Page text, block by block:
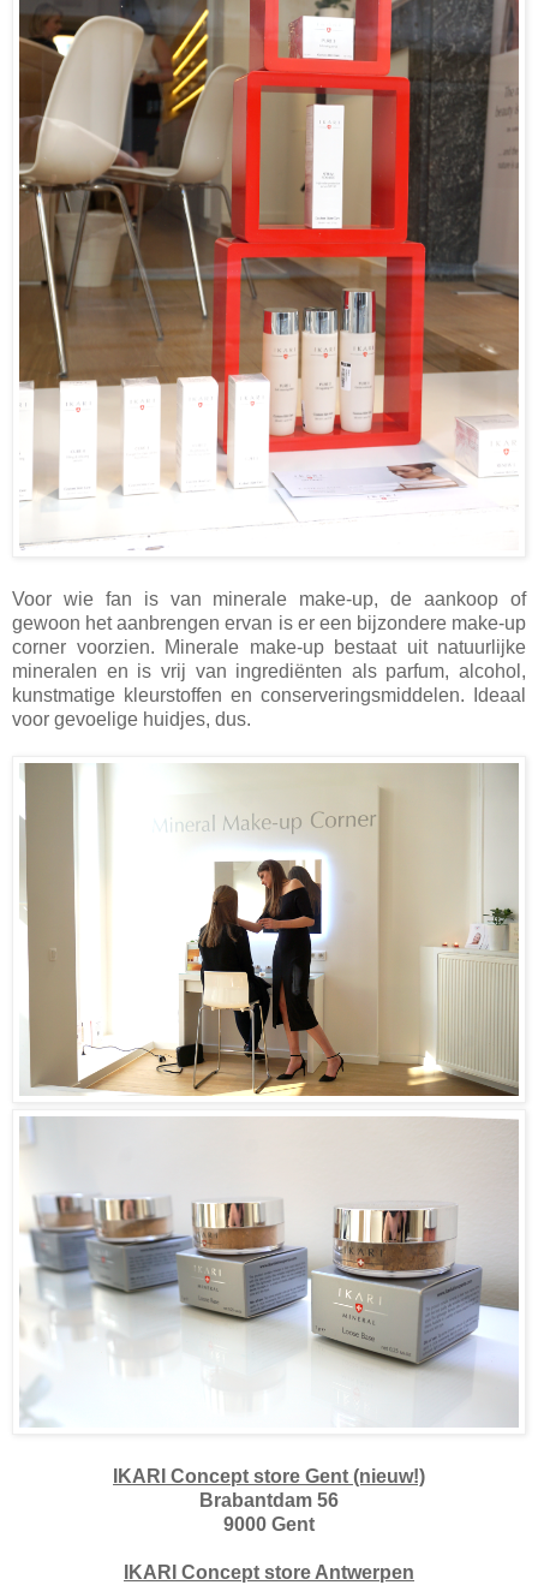
Voor wie fan is van minerale make-up, de aankoop of
gewoon het aanbrengen ervan is er een bijzondere make-up
corner voorzien. Minerale make-up bestaat uit natuurlijke
mineralen en is vrij van ingrediënten als parfum, alcohol,
kunstmatige kleurstoffen en conserveringsmiddelen. Ideaal
voor gevoelige huidjes, dus.
IKARI Concept store Gent (nieuw!)
Brabantdam 56
9000 Gent
IKARI Concept store Antwerpen